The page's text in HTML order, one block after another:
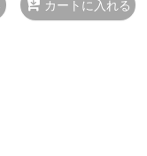
カートに入れる